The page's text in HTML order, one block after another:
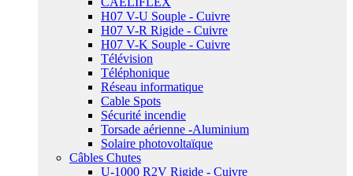
H07 V-U Souple - Cuivre
H07 V-R Rigide - Cuivre
H07 V-K Souple - Cuivre
Télévision
Téléphonique
Réseau informatique
Cable Spots
Sécurité incendie
Torsade aérienne -Aluminium
Solaire photovoltaïque
Câbles Chutes
U-1000 R2V Rigide - Cuivre